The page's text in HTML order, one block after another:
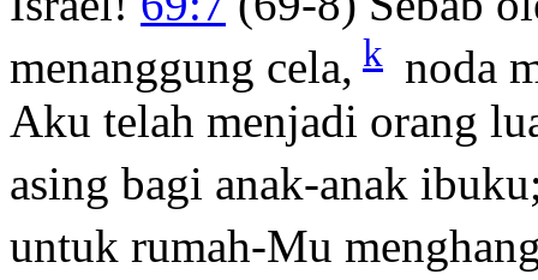
menanggung cela, k noda
Aku telah menjadi orang
asing bagi anak-anak
untuk rumah-Mu